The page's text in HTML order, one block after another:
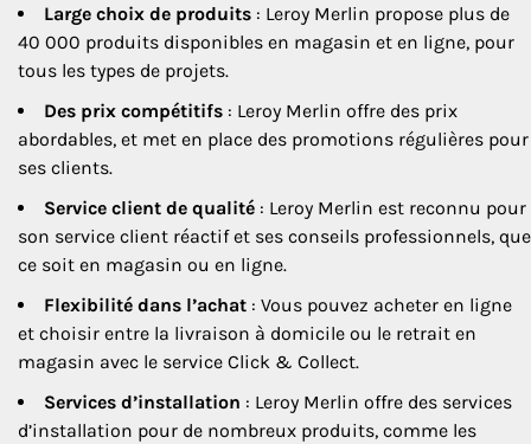
Large choix de produits : Leroy Merlin propose plus de
40 000 produits disponibles en magasin et en ligne, pour
tous les types de projets.
Des prix compétitifs : Leroy Merlin offre des prix
abordables, et met en place des promotions régulières pour
ses clients.
Service client de qualité : Leroy Merlin est reconnu pour
son service client réactif et ses conseils professionnels, que
ce soit en magasin ou en ligne.
Flexibilité dans l’achat : Vous pouvez acheter en ligne
et choisir entre la livraison à domicile ou le retrait en
magasin avec le service Click & Collect.
Services d’installation : Leroy Merlin offre des services
d’installation pour de nombreux produits, comme les